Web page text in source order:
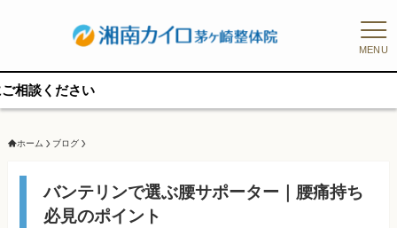
MENU
ホーム ブログ
バンテリンで選ぶ腰サポーター｜腰痛持ち
必見のポイント